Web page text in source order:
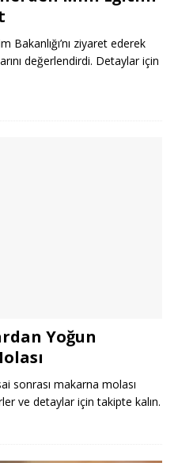
Bakanlığı’nı ziyaret ederek
değerlendirdi. Detaylar için
Yoğun
sonrası makarna molası
ve detaylar için takipte kalın.